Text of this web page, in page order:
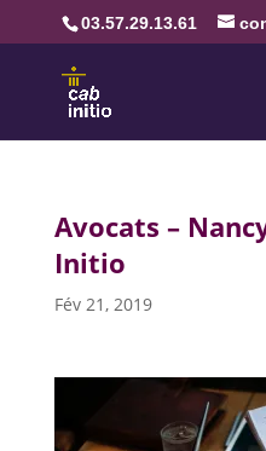
03.57.29.13.61
Avocats –
Initio
Fév 21, 2019